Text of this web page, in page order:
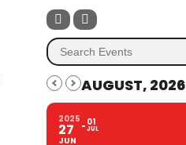
AUGUST, 2026
2025
27
JUN
01
JUL